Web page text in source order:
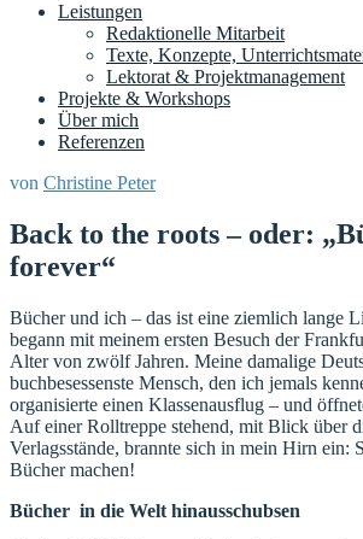
Leistungen
Redaktionelle Mitarbeit
Texte, Konzepte,
Lektorat & Projektmanagement
Projekte & Workshops
Über mich
Referenzen
Veröffentlicht
von Christine Peter
Back to the roots – oder:
forever“
Bücher und ich – das ist eine ziemlich lange
begann mit meinem ersten Besuch der
Alter von zwölf Jahren. Meine damalige
buchbesessenste Mensch, den ich jemals
organisierte einen Klassenausflug – und
Auf einer Rolltreppe stehend, mit Blick über
Verlagsstände, brannte sich in mein Hirn ein:
Bücher machen!
Bücher in die Welt hinausschubsen